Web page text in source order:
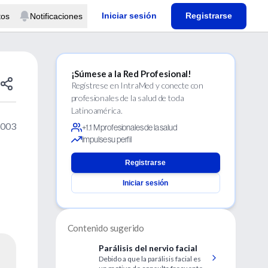
Notificaciones Iniciar sesión Registrarse
¡Súmese a la Red Profesional!
Regístrese en IntraMed y conecte con
profesionales de la salud de toda
Latinoamérica.
+1.1 M profesionales de la salud
Impulse su perfil
Registrarse
Iniciar sesión
Contenido sugerido
Parálisis del nervio facial
Debido a que la parálisis facial es